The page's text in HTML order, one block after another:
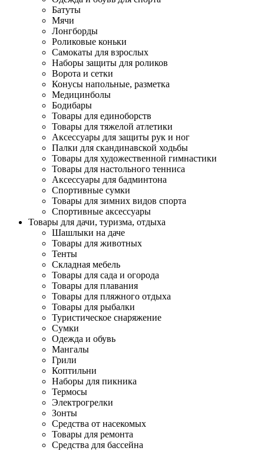
Батуты
Мячи
Лонгборды
Роликовые коньки
Самокаты для взрослых
Наборы защиты для роликов
Ворота и сетки
Конусы напольные, разметка
Медицинболы
Бодибары
Товары для единоборств
Товары для тяжелой атлетики
Аксессуары для защиты рук и ног
Палки для скандинавской ходьбы
Товары для художественной гимнастики
Товары для настольного тенниса
Аксессуары для бадминтона
Спортивные сумки
Товары для зимних видов спорта
Спортивные аксессуары
Товары для дачи, туризма, отдыха
Шашлыки на даче
Товары для животных
Тенты
Складная мебель
Товары для сада и огорода
Товары для плавания
Товары для пляжного отдыха
Товары для рыбалки
Туристическое снаряжение
Сумки
Одежда и обувь
Мангалы
Грили
Коптильни
Наборы для пикника
Термосы
Электрогрелки
Зонты
Средства от насекомых
Товары для ремонта
Средства для бассейна